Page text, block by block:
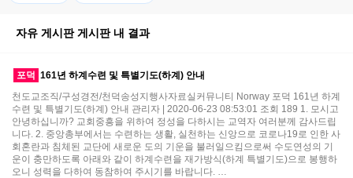
자유 게시판 게시판 내 결과
포덕 161년 하계수련 및 특별기도(하계) 안내
천도교조직/구성경전/천덕송성지행사자료실커뮤니티 Norway 포덕 161년 하계
수련 및 특별기도(하계) 안내 관리자 | 2020-06-23 08:53:01 조회 189 1. 모시고
안녕하십니까? 교회중흥을 위하여 정성을 다하시는 교역자 여러분께 감사드립
니다. 2. 중앙총부에서는 수련하는 생활, 실천하는 신앙으로 코로나19로 인한 사
회혼란과 침체된 교단에 새로운 도의 기운을 불러일으킴으로써 수도연성의 기
운이 충만하도록 아래와 같이 하계수련을 재가방식(하계 특별기도)으로 봉행하
오니 성력을 다하여 동참하여 주시기를 바랍니다. …